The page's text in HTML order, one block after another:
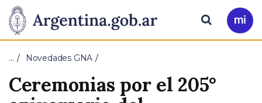
Presidencia
de
la
Pasar al contenido principal
Ir
a
Buscar
… Novedades GNA
Ceremonias por el 205°